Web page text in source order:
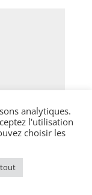
analytiques.
l'utilisation
choisir les
tout